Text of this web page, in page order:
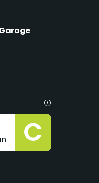
Garage
C